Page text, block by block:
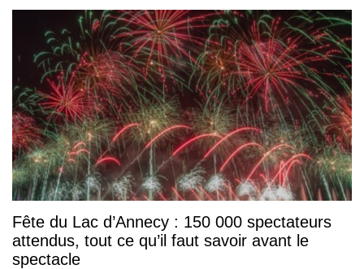
Fête du Lac d’Annecy : 150 000 spectateurs
attendus, tout ce qu’il faut savoir avant le
spectacle